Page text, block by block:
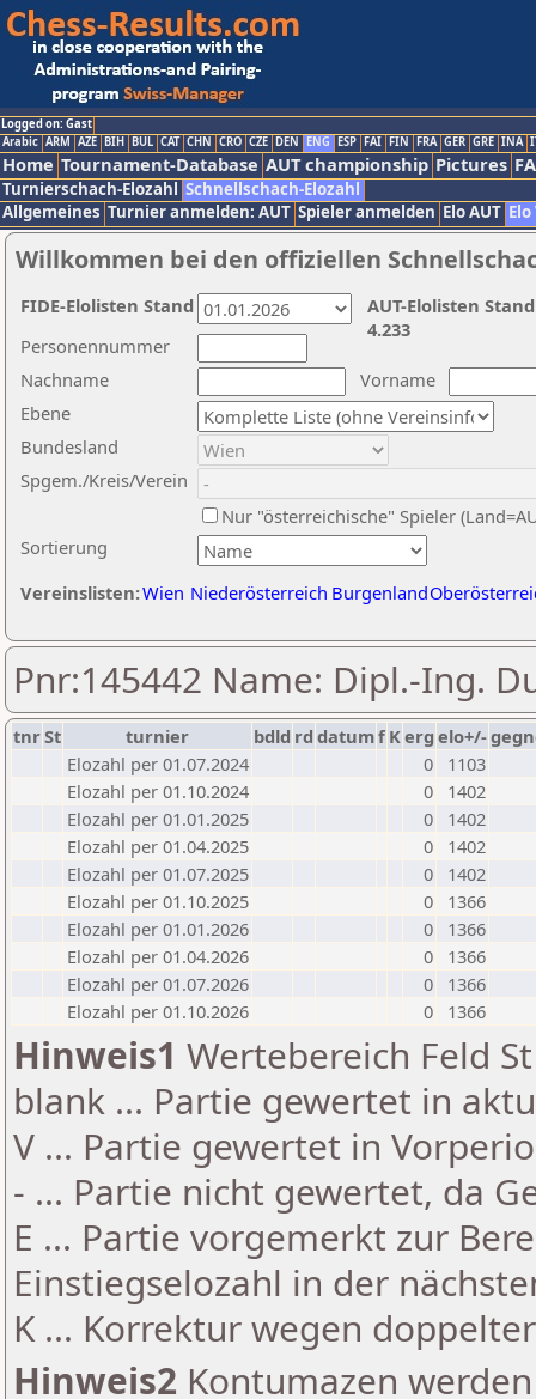
Logged on: Gast
Arabic ARM AZE BIH BUL CAT CHN CRO CZE DEN ENG ESP FAI FIN FRA GER GRE INA
Home Tournament-Database AUT championship Pictures
Turnierschach-Elozahl Schnellschach-Elozahl
Allgemeines Turnier anmelden: AUT Spieler anmelden Elo AUT
Willkommen bei den offiziellen
Nachname
Vorname
Ebene
Sortierung
Personennummer
Bundesland
Spgem./Kreis/Verein
Nur "österreichische" Spieler
Vereinslisten:Wien Niederösterreich Burgenland
AUT-Elolisten
4.233
FIDE-Elolisten Stand
Pnr:145442 Name: Dipl.-Ing.
tnrSt turnier bdld rd datumf Kerg elo+/-
Elozahl per 01.07.2024
0
1103
Elozahl per 01.10.2024
0
1402
Elozahl per 01.01.2025
0
1402
Elozahl per 01.04.2025
0
1402
Elozahl per 01.07.2025
0
1402
Elozahl per 01.10.2025
0
1366
Elozahl per 01.01.2026
0
1366
Elozahl per 01.04.2026
0
1366
Elozahl per 01.07.2026
0
1366
Elozahl per 01.10.2026
0 1366
Hinweis1 Wertebereich Feld
blank ... Partie gewertet in
V ... Partie gewertet in
- ... Partie nicht gewertet, da
E ... Partie vorgemerkt zur
Einstiegselozahl in der
K ... Korrektur wegen
Hinweis2 Kontumazen